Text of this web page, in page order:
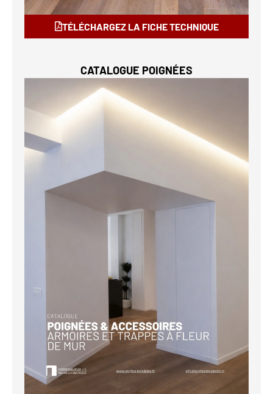
TÉLÉCHARGEZ LA FICHE TECHNIQUE
CATALOGUE POIGNÉES